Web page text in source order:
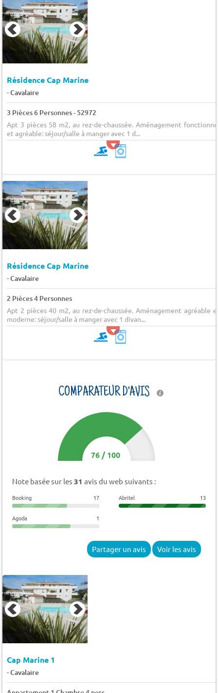
Résidence Cap Marine
-Cavalaire
3 Pièces 6 Personnes - 52972
Apt 3 pièces 58 m2, au rez-de-chaussée. Aménagement
et agréable: séjour/salle à manger avec 1 d...
Résidence Cap Marine
-Cavalaire
2 Pièces 4 Personnes
Apt 2 pièces 40 m2, au rez-de-chaussée. Aménagement agréable
moderne: séjour/salle à manger avec 1 divan...
COMPARATEUR D'AVIS
76/100
Note basée sur les 31 avis du web suivants :
Booking 17 Abritel 13
Agoda 1
Partager un avis Voir les avis
Cap Marine 1
-Cavalaire